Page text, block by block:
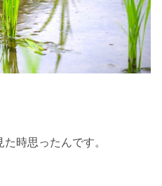
時思ったんです。